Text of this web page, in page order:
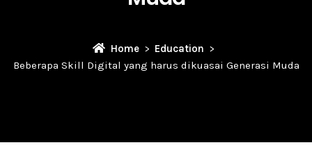
Home
Education
Beberapa Skill Digital yang harus dikuasai Generasi Muda